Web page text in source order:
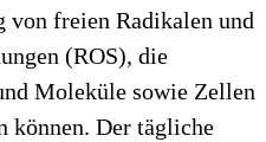
freien Radikalen und
(ROS), die
Moleküle sowie Zellen
können. Der tägliche